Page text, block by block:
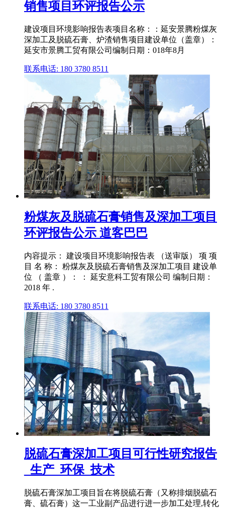
销售项目环评报告公示
建设项目环境影响报告表项目名称：：延安景腾粉煤灰
深加工及脱硫石膏、炉渣销售项目建设单位（盖章）：
延安市景腾工贸有限公司编制日期：018年8月
联系电话: 180 3780 8511
粉煤灰及脱硫石膏销售及深加工项目
环评报告公示 道客巴巴
内容提示： 建设项目环境影响报告表 （送审版） 项 项
目 名 称： 粉煤灰及脱硫石膏销售及深加工项目 建设单
位 （ 盖章 ）： ： 延安意科工贸有限公司 编制日期：
2018 年 .
联系电话: 180 3780 8511
脱硫石膏深加工项目可行性研究报告
_生产_环保_技术
脱硫石膏深加工项目旨在将脱硫石膏（又称排烟脱硫石
膏、硫石膏）这一工业副产品进行进一步加工处理,转化